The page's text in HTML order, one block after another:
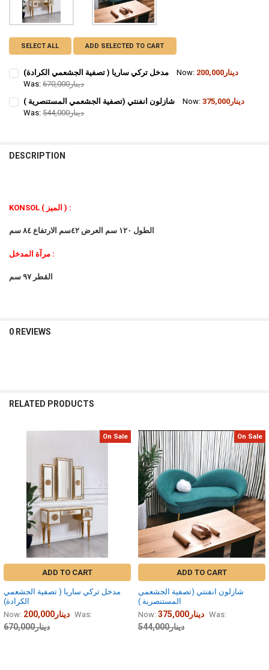
SELECT ALL ADD SELECTED TO CART
مدخل تركي ساريا ( تصفية الجشعمي الكرادة) Now:
200,000دينار
Was:
670,000دينار
QUANTITY:
شازلون انفنتي (تصفية الجشعمي المستنصرية ) Now:
375,000دينار
Was:
544,000دينار
DESCRIPTION
KONSOL ( الميز ) :
الطول ١٢٠ سم العرض ٤٢سم الارتفاع ٨٤ سم
مرآة المدخل :
القطر ٩٧ سم
0 REVIEWS
RELATED PRODUCTS
Products
On Sale
ADD TO CART
مدخل تركي ساريا ( تصفية الجشعمي
الكرادة)
Now:
200,000دينار Was:
670,000دينار
On Sale
ADD TO CART
شازلون انفنتي (تصفية الجشعمي
المستنصرية )
Now:
375,000دينار Was:
544,000دينار